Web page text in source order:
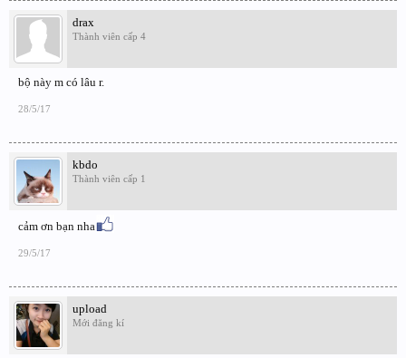
drax
Thành viên cấp 4
bộ này m có lâu r.
28/5/17
kbdo
Thành viên cấp 1
cảm ơn bạn nha
29/5/17
upload
Mới đăng kí